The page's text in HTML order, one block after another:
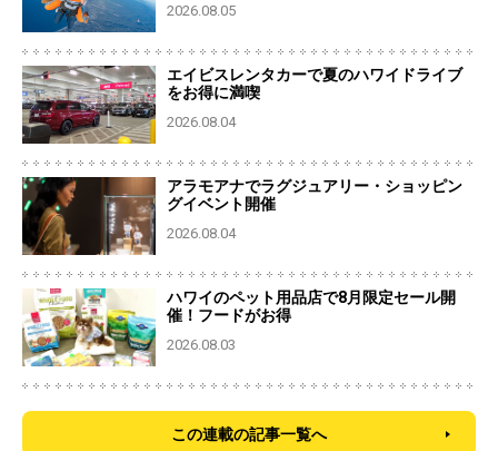
2026.08.05
エイビスレンタカーで夏のハワイドライブ
をお得に満喫
2026.08.04
アラモアナでラグジュアリー・ショッピン
グイベント開催
2026.08.04
ハワイのペット用品店で8月限定セール開
催！フードがお得
2026.08.03
この連載の記事一覧へ